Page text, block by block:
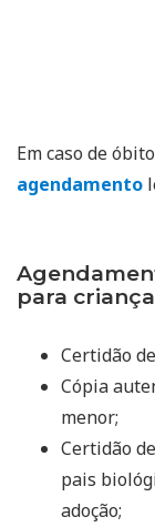
Em caso de
agendamento
para
Certidão
Cópia
menor;
Certidão
pais
adoção;